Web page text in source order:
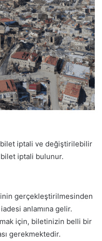
iptali ve değiştirilebilir
iptali bulunur.
gerçekleştirilmesinden
anlamına gelir.
için, biletinizin belli bir
gerekmektedir.